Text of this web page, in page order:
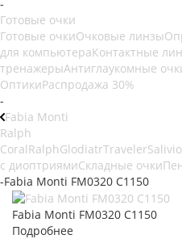
-
Готовые очки
Готовые очкиОчковые линзы
для компьютераКонтактные
тренажерыАнтиглаукомные
ОптикиРаспродажа 30%
-
Fabia Monti
Ralph
CoralRalphGlodiatrTravelerSalivio
с диоптриямиСкладные очки
-Fabia Monti FM0320 C1150
Fabia Monti FM0320 C1150
Подробнее